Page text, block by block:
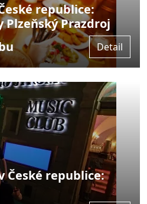
republice:
Plzeňský Prazdroj
Detail
České republice: